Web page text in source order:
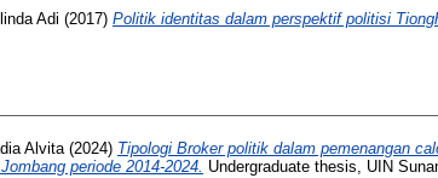
Adi (2017) Politik identitas dalam perspektif politisi
Alvita(2024) Tipologi Broker politik dalam pemenangan
periode 2014-2024. Undergraduate thesis, UIN